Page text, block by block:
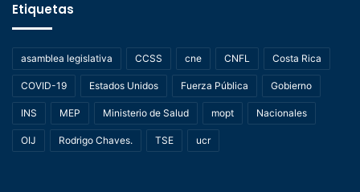
Etiquetas
asamblea legislativa CCSS cne CNFL Costa Rica
COVID-19 Estados Unidos Fuerza Pública Gobierno
INS MEP Ministerio de Salud mopt Nacionales
OIJ Rodrigo Chaves. TSE ucr